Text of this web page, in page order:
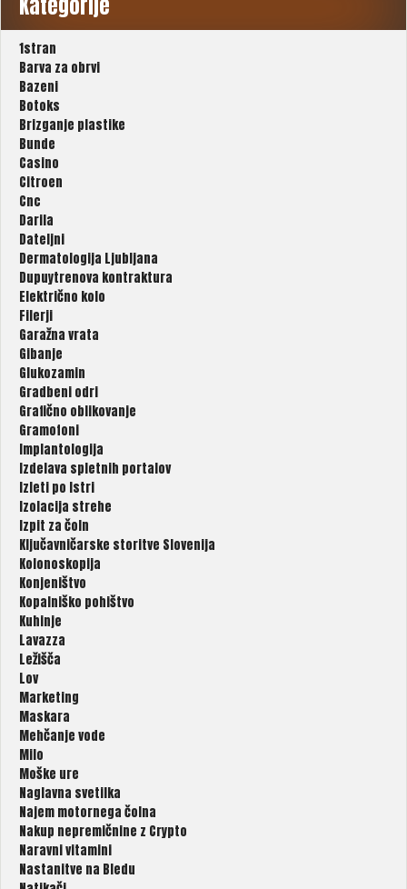
Kategorije
1stran
Barva za obrvi
Bazeni
Botoks
Brizganje plastike
Bunde
Casino
Citroen
Cnc
Darila
Dateljni
Dermatologija Ljubljana
Dupuytrenova kontraktura
Električno kolo
Filerji
Garažna vrata
Gibanje
Glukozamin
Gradbeni odri
Grafično oblikovanje
Gramofoni
Implantologija
Izdelava spletnih portalov
Izleti po Istri
Izolacija strehe
Izpit za čoln
Ključavničarske storitve Slovenija
Kolonoskopija
Konjeništvo
Kopalniško pohištvo
Kuhinje
Lavazza
Ležišča
Lov
Marketing
Maskara
Mehčanje vode
Milo
Moške ure
Naglavna svetilka
Najem motornega čolna
Nakup nepremičnine z Crypto
Naravni vitamini
Nastanitve na Bledu